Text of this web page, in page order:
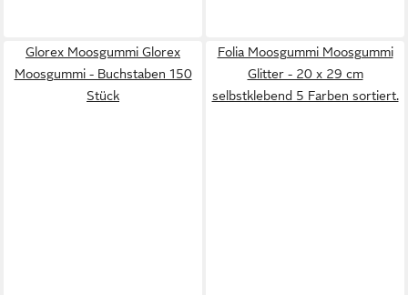
Glorex Moosgummi Glorex
Moosgummi - Buchstaben 150
Stück
Folia Moosgummi Moosgummi
Glitter - 20 x 29 cm
selbstklebend 5 Farben sortiert.